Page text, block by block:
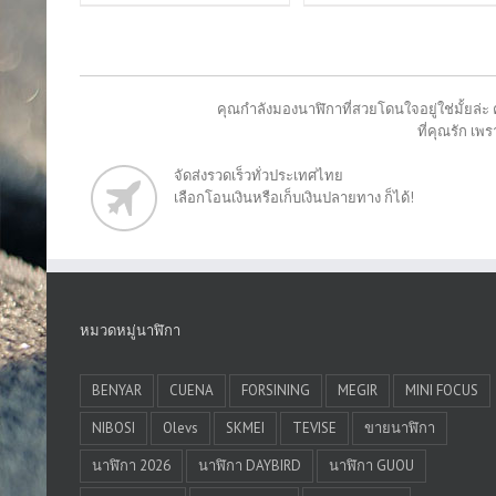
คุณกำลังมองนาฬิกาที่สวยโดนใจอยู่ใช่มั้ยล่ะ
ที่คุณรัก เพร
จัดส่งรวดเร็วทั่วประเทศไทย
เลือกโอนเงินหรือเก็บเงินปลายทาง ก็ได้!
หมวดหมู่นาฬิกา
BENYAR CUENA FORSINING MEGIR
MINI FOCUS
NIBOSI
Olevs SKMEI TEVISE
ขายนาฬิกา
นาฬิกา 2026
นาฬิกา DAYBIRD
นาฬิกา GUOU